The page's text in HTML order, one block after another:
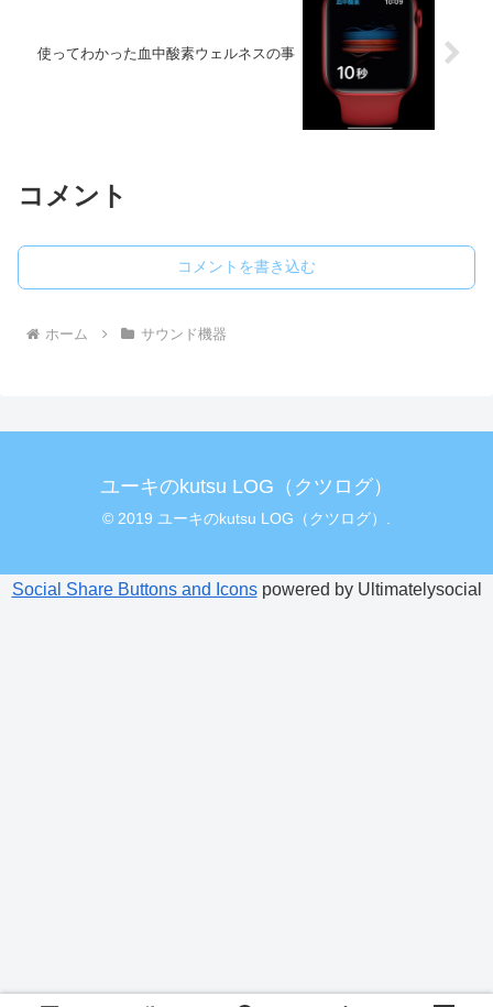
使ってわかった血中酸素ウェルネスの事
コメント
コメントを書き込む
ホーム サウンド機器
ユーキのkutsu LOG（クツログ）
© 2019 ユーキのkutsu LOG（クツログ）.
Social Share Buttons and Iconspowered by Ultimatelysocial